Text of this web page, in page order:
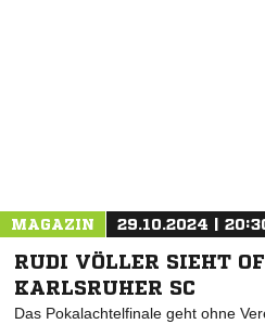
MAGAZIN 29.10.2024 |
RUDI VÖLLER SIEHT
KARLSRUHER SC
Das Pokalachtelfinale geht ohne